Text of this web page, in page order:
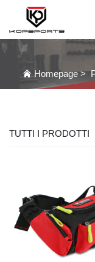
Homepage>
TUTTI I PRODOTTI